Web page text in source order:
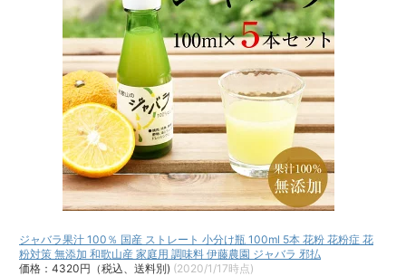
ジャバラ果汁 100％ 国産 ストレート 小分け瓶 100ml 5本 花粉 花粉症 花
粉対策 無添加 和歌山産 家庭用 調味料 伊藤農園 ジャバラ 邪払
価格：4320円（税込、送料別) (2020/1/17時点)